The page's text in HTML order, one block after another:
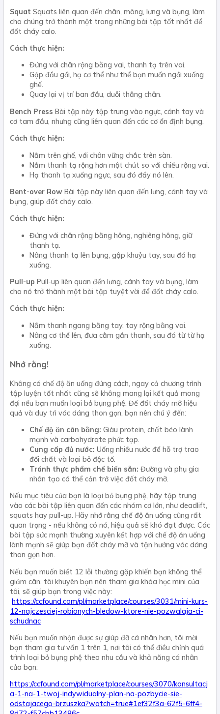
Squat Squats liên quan đến chân, mông, lưng và bụng, làm
cho chúng trở thành một trong những bài tập tốt nhất để
đốt cháy calo.
Cách thực hiện:
Đứng với chân rộng bằng vai, thanh tạ trên vai.
Gập đầu gối, hạ cơ thể như thể bạn muốn ngồi xuống
ghế.
Quay lại vị trí ban đầu, duỗi thẳng chân.
Bench Press Bài tập này tập trung vào ngực, cánh tay và
cơ tam đầu, nhưng cũng liên quan đến các cơ ổn định bụng.
Cách thực hiện:
Nằm trên ghế, với chân vững chắc trên sàn.
Nắm thanh tạ rộng hơn một chút so với chiều rộng vai.
Hạ thanh tạ xuống ngực, sau đó đẩy nó lên.
Bent-over Row Bài tập này liên quan đến lưng, cánh tay và
bụng, giúp đốt cháy calo.
Cách thực hiện:
Đứng với chân rộng bằng hông, nghiêng hông, giữ
thanh tạ.
Nâng thanh tạ lên bụng, gập khuỷu tay, sau đó hạ
xuống.
Pull-up Pull-up liên quan đến lưng, cánh tay và bụng, làm
cho nó trở thành một bài tập tuyệt vời để đốt cháy calo.
Cách thực hiện:
Nắm thanh ngang bằng tay, tay rộng bằng vai.
Nâng cơ thể lên, đưa cằm gần thanh, sau đó từ từ hạ
xuống.
Nhớ rằng!
Không có chế độ ăn uống đúng cách, ngay cả chương trình
tập luyện tốt nhất cũng sẽ không mang lại kết quả mong
đợi nếu bạn muốn loại bỏ bụng phệ. Để đốt cháy mỡ hiệu
quả và duy trì vóc dáng thon gọn, bạn nên chú ý đến:
Chế độ ăn cân bằng: Giàu protein, chất béo lành
mạnh và carbohydrate phức tạp.
Cung cấp đủ nước: Uống nhiều nước để hỗ trợ trao
đổi chất và loại bỏ độc tố.
Tránh thực phẩm chế biến sẵn: Đường và phụ gia
nhân tạo có thể cản trở việc đốt cháy mỡ.
Nếu mục tiêu của bạn là loại bỏ bụng phệ, hãy tập trung
vào các bài tập liên quan đến các nhóm cơ lớn, như deadlift,
squats hay pull-up. Hãy nhớ rằng chế độ ăn uống cũng rất
quan trọng - nếu không có nó, hiệu quả sẽ khó đạt được. Các
bài tập sức mạnh thường xuyên kết hợp với chế độ ăn uống
lành mạnh sẽ giúp bạn đốt cháy mỡ và tận hưởng vóc dáng
thon gọn hơn.
Nếu bạn muốn biết 12 lỗi thường gặp khiến bạn không thể
giảm cân, tôi khuyên bạn nên tham gia khóa học mini của
tôi, sẽ giúp bạn trong việc này:
https://ccfound.com/pl/marketplace/courses/3031/mini-kurs-
12-najczesciej-robionych-bledow-ktore-nie-pozwalaja-ci-
schudnac
Nếu bạn muốn nhận được sự giúp đỡ cá nhân hơn, tôi mời
bạn tham gia tư vấn 1 trên 1, nơi tôi có thể điều chỉnh quá
trình loại bỏ bụng phệ theo nhu cầu và khả năng cá nhân
của bạn:
https://ccfound.com/pl/marketplace/courses/3070/konsultacj
a-1-na-1-twoj-indywidualny-plan-na-pozbycie-sie-
odstajacego-brzuszka?watch=true#1ef32f3a-62f5-6ff4-